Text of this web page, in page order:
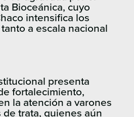
Bioceánica, cuyo
intensifica los
a escala nacional
presenta
fortalecimiento,
la atención a varones
de trata, quienes aún